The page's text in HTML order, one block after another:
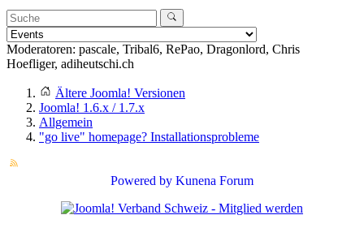
Moderatoren: pascale, Tribal6, RePao, Dragonlord, Chris
Hoefliger, adiheutschi.ch
Ältere Joomla! Versionen
Joomla! 1.6.x / 1.7.x
Allgemein
"go live" homepage? Installationsprobleme
Powered by Kunena Forum